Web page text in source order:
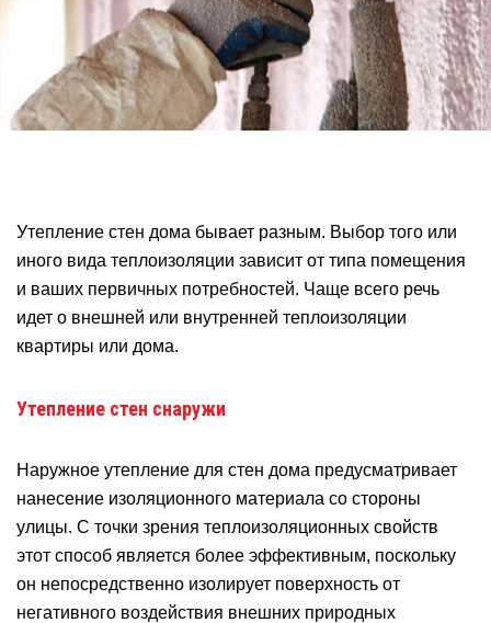
Утепление стен дома бывает разным. Выбор того или
иного вида теплоизоляции зависит от типа помещения
и ваших первичных потребностей. Чаще всего речь
идет о внешней или внутренней теплоизоляции
квартиры или дома.
Утепление стен снаружи
Наружное утепление для стен дома предусматривает
нанесение изоляционного материала со стороны
улицы. С точки зрения теплоизоляционных свойств
этот способ является более эффективным, поскольку
он непосредственно изолирует поверхность от
негативного воздействия внешних природных